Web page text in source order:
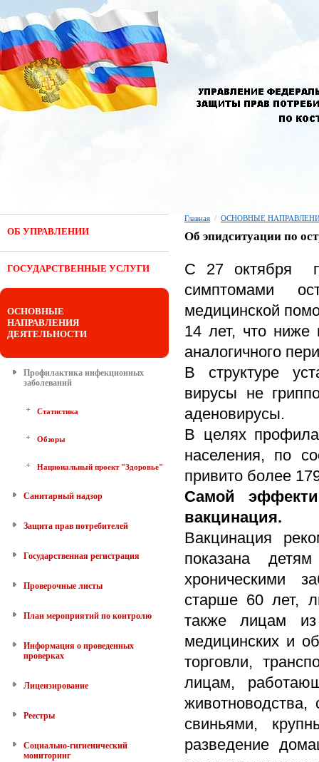
ОБ УПРАВЛЕНИИ
ГОСУДАРСТВЕННЫЕ УСЛУГИ
ОСНОВНЫЕ
НАПРАВЛЕНИЯ
ДЕЯТЕЛЬНОСТИ
Профилактика инфекционных
заболеваний
Статистика
Обзоры
Национальный проект "Здоровье"
Санитарный надзор
Защита прав потребителей
Государственная регистрация
Проверочные листы
План мероприятий по контролю
Информация о проведенных
проверках
Лицензирование
Реестры
Социально-гигиенический
мониторинг
Главная / ОСНОВНЫЕ
Об эпидситуации по
С 27 октября
симптомами
медицинской
14 лет, что
аналогичного
В структуре
вирусы не
аденовирусы.
В целях
населения, по
привито более
Самой
вакцинация.
Вакцинация
показана
хроническими
старше 60 лет,
также лицам из
медицинских и
торговли,
лицам,
животноводства,
свиньями,
разведение